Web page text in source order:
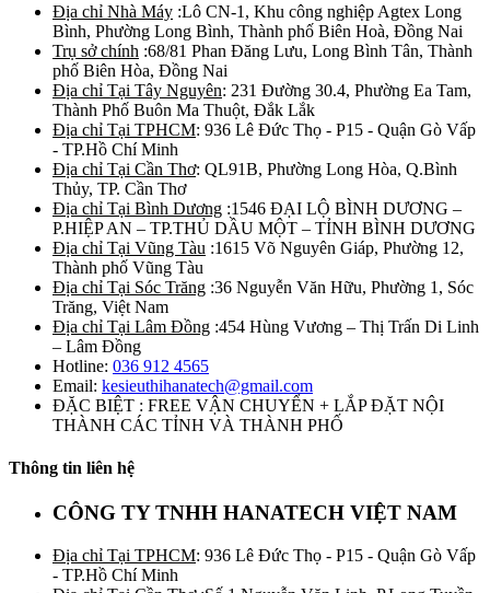
Địa chỉ Nhà Máy :Lô CN-1, Khu công nghiệp Agtex Long
Bình, Phường Long Bình, Thành phố Biên Hoà, Đồng Nai
Trụ sở chính :68/81 Phan Đăng Lưu, Long Bình Tân, Thành
phố Biên Hòa, Đồng Nai
Địa chỉ Tại Tây Nguyên: 231 Đường 30.4, Phường Ea Tam,
Thành Phố Buôn Ma Thuột, Đắk Lắk
Địa chỉ Tại TPHCM: 936 Lê Đức Thọ - P15 - Quận Gò Vấp
- TP.Hồ Chí Minh
Địa chỉ Tại Cần Thơ: QL91B, Phường Long Hòa, Q.Bình
Thủy, TP. Cần Thơ
Địa chỉ Tại Bình Dương :1546 ĐẠI LỘ BÌNH DƯƠNG –
P.HIỆP AN – TP.THỦ DẦU MỘT – TỈNH BÌNH DƯƠNG
Địa chỉ Tại Vũng Tàu :1615 Võ Nguyên Giáp, Phường 12,
Thành phố Vũng Tàu
Địa chỉ Tại Sóc Trăng :36 Nguyễn Văn Hữu, Phường 1, Sóc
Trăng, Việt Nam
Địa chỉ Tại Lâm Đồng :454 Hùng Vương – Thị Trấn Di Linh
– Lâm Đồng
Hotline: 036 912 4565
Email: kesieuthihanatech@gmail.com
ĐẶC BIỆT : FREE VẬN CHUYỂN + LẮP ĐẶT NỘI
THÀNH CÁC TỈNH VÀ THÀNH PHỐ
Thông tin liên hệ
CÔNG TY TNHH HANATECH VIỆT NAM
Địa chỉ Tại TPHCM: 936 Lê Đức Thọ - P15 - Quận Gò Vấp
- TP.Hồ Chí Minh